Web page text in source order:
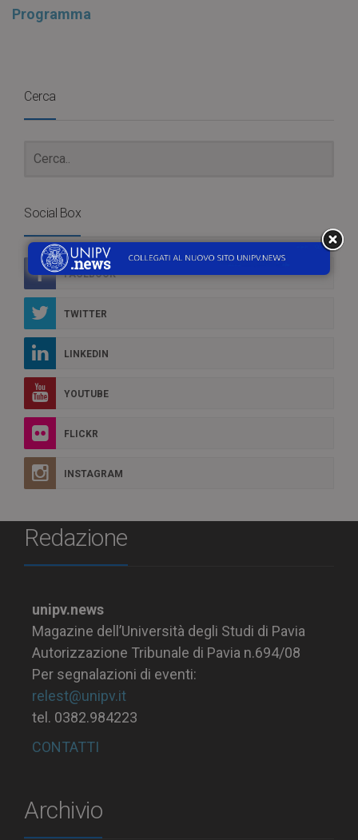
Programma
Cerca
Social Box
FACEBOOK
TWITTER
LINKEDIN
YOUTUBE
FLICKR
INSTAGRAM
Redazione
unipv.news
Magazine dell’Università degli Studi di Pavia
Autorizzazione Tribunale di Pavia n.694/08
Per segnalazioni di eventi:
relest@unipv.it
tel. 0382.984223
CONTATTI
Archivio